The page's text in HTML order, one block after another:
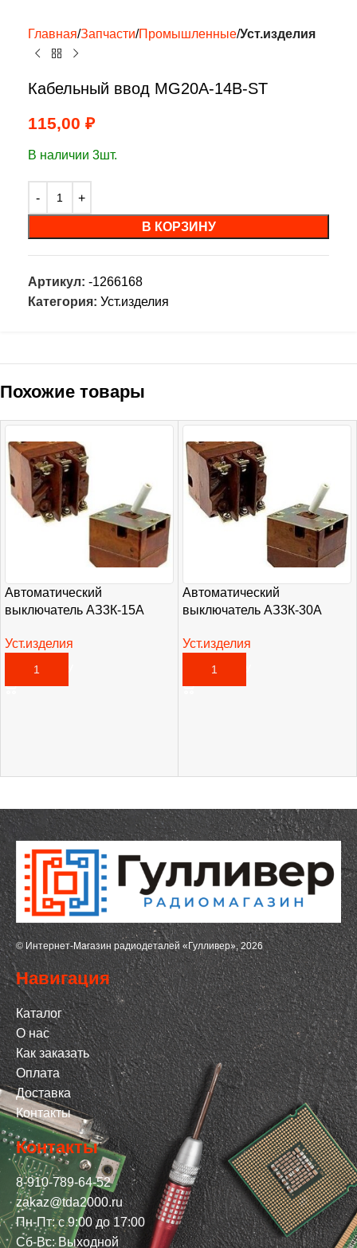
Главная Запчасти Промышленные Уст.изделия
Кабельный ввод MG20A-14B-ST
115,00 ₽
В наличии 3шт.
В КОРЗИНУ
Артикул: -1266168
Категория: Уст.изделия
Похожие товары
Автоматический
выключатель АЗ3К-15А
Уст.изделия
В КОРЗИНУ
Автоматический
выключатель АЗ3К-30А
Уст.изделия
В КОРЗИНУ
© Интернет-Магазин радиодеталей «Гулливер», 2026
Навигация
Каталог
О нас
Как заказать
Оплата
Доставка
Контакты
Контакты
8-910-789-64-52
zakaz@tda2000.ru
Пн-Пт: с 9:00 до 17:00
Сб-Вс: Выходной